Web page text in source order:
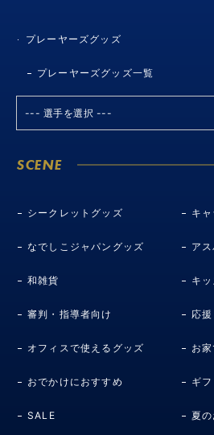
プレーヤーズグッズ
プレーヤーズグッズ一覧
SCENE
シークレットグッズ キ
なでしこジャパングッズ ア
和雑貨 キ
審判・指導者向け 応
オフィスで使えるグッズ お
おでかけにおすすめ ギ
SALE 夏